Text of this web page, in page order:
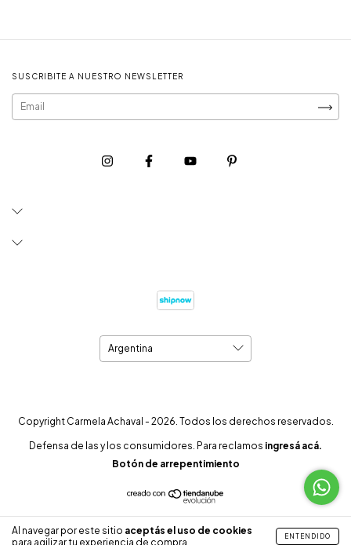
Al navegar por este sitio aceptás el uso de cookies
para agilizar tu experiencia de compra.
ENTENDIDO
SUSCRIBITE A NUESTRO NEWSLETTER
Copyright Carmela Achaval - 2026. Todos los derechos reservados.
Defensa de las y los consumidores. Para reclamos ingresá acá.
Botón de arrepentimiento